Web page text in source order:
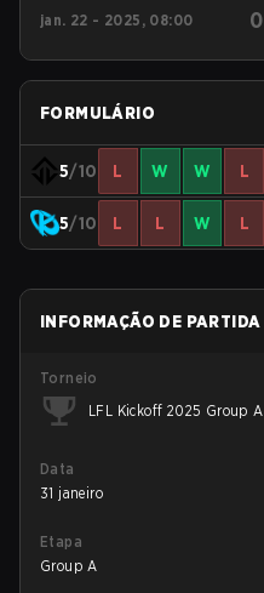
jan. 22 - 2025, 08:00 0
FORMULÁRIO
5/10 L W W L
5/10 L L W L
INFORMAÇÃO DE PARTIDA
Torneio
LFL Kickoff 2025 Group A
Data
31 janeiro
Etapa
Group A